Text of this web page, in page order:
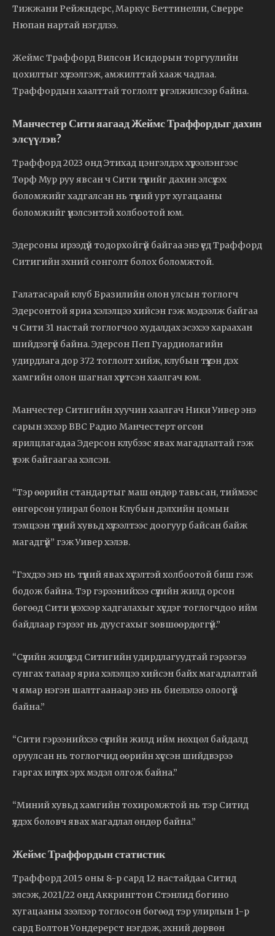
Тижжани Рейжндерс, Маркус Беттинелли, Сверре
Нюпан нартай нэгдлээ.
Жеймс Траффорд Вилсон Исидорын торгуулийн
цохилтыг хүлээлгэж, амжилттай хааж чадлаа.
Траффордын хаалттай тоглолт үргэлжилсээр байна.
Манчестер Сити яагаад Жеймс Траффордыг дахин
элсүүлэв?
Траффорд 2023 онд Этихад цэнгэлдэх хүрээлэнгээс
Төрф Мур руу явсан ч Сити түүнийг дахин элсүүлэх
боломжийг хадгалсан нь түүний урт хугацааны
боломжийг үнэлсэнтэй холбоотой юм.
Эдерсоны ирээдүй тодорхойгүй байгаа энэ үед Траффорд
Ситигийн эхний сонголт болох боломжтой.
Галатасарай клуб Бразилийн олон улсын тоглогч
Эдерсонтой яриа хэлэлцээ хийсэн гэж мэдээлж байгаа
ч Сити 31 настай тоглогчоо худалдах эсэхээ хараахан
шийдээгүй байна. Эдерсон Пеп Гуардиолагийн
удирдлага дор 372 тоглолт хийж, клубын түүхэн дэх
хамгийн олон шагнал хүртсэн хаалгач юм.
Манчестер Ситигийн хуучин хаалгач Ники Уивер энэ
сарын эхээр BBC Радио Манчестерт өгсөн
ярилцлагадаа Эдерсон клубээс явах магадлалтай гэж
үзэж байгаагаа хэлсэн.
“Тэр өөрийн стандартыг маш өндөр тавьсан, тиймээс
өнгөрсөн улирал болон Клубын дэлхийн цомын
тэмцээн түүний хувьд хүлээлтээс доогуур байсан байж
магадгүй” гэж Уивер хэлэв.
“Гэхдээ энэ нь түүний явах хүсэлтэй холбоотой биш гэж
бодож байна. Тэр гэрээнийхээ сүүлийн жилд орсон
бөгөөд Сити үнэхээр хадгалахыг хүсдэг тоглогчдоо ийм
байдлаар гэрээг нь дуусгахыг зөвшөөрдөггүй.”
“Сүүлийн жилүүдэд Ситигийн удирдлагуудтай гэрээгээ
сунгах талаар яриа хэлэлцээ хийсэн байх магадлалтай
ч ямар нэгэн шалтгаанаар энэ нь биелэлээ олоогүй
байна.”
“Сити гэрээнийхээ сүүлийн жилд ийм нөхцөл байдалд
оруулсан нь тоглогчид өөрийн хүссэн шийдвэрээ
гаргах илүү их эрх мэдэл олгож байна.”
“Миний хувьд хамгийн тохиромжтой нь тэр Ситид
үлдэх боловч явах магадлал өндөр байна.”
Жеймс Траффордын статистик
Траффорд 2015 оны 8-р сард 12 настайдаа Ситид
элсэж, 2021/22 онд Аккрингтон Стэнлид богино
хугацааны зээлээр тоглосон бөгөөд тэр улирлын 1-р
сард Болтон Уондерерст нэгдэж, эхний дөрвөн